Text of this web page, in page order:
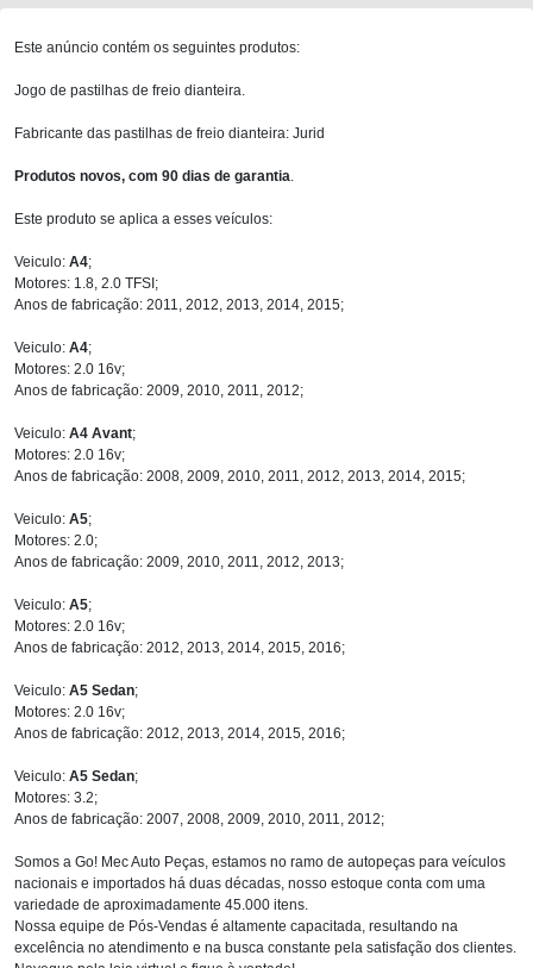
Este anúncio contém os seguintes produtos:
Jogo de pastilhas de freio dianteira.
Fabricante das pastilhas de freio dianteira: Jurid
Produtos novos, com 90 dias de garantia
Este produto se aplica a esses veículos:
Veiculo: A4;
Motores: 1.8, 2.0 TFSI;
Anos de fabricação: 2011, 2012, 2013, 2014, 2015;
Veiculo: A4;
Motores: 2.0 16v;
Anos de fabricação: 2009, 2010, 2011, 2012;
Veiculo: A4 Avant;
Motores: 2.0 16v;
Anos de fabricação: 2008, 2009, 2010, 2011, 2012, 2013, 2014, 2015;
Veiculo: A5;
Motores: 2.0;
Anos de fabricação: 2009, 2010, 2011, 2012, 2013;
Veiculo: A5;
Motores: 2.0 16v;
Anos de fabricação: 2012, 2013, 2014, 2015, 2016;
Veiculo: A5 Sedan;
Motores: 2.0 16v;
Anos de fabricação: 2012, 2013, 2014, 2015, 2016;
Veiculo: A5 Sedan;
Motores: 3.2;
Anos de fabricação: 2007, 2008, 2009, 2010, 2011, 2012;
Somos a Go! Mec Auto Peças, estamos no ramo de autopeças para veículos
nacionais e importados há duas décadas, nosso estoque conta com uma
variedade de aproximadamente 45.000 itens.
Nossa equipe de Pós-Vendas é altamente capacitada, resultando na
excelência no atendimento e na busca constante pela satisfação dos clientes.